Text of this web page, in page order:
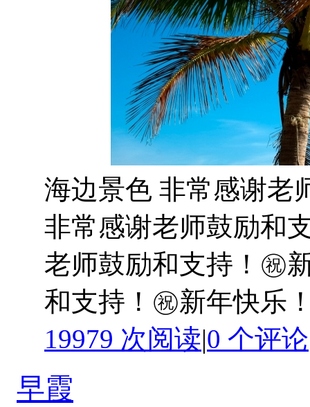
海边景色 非常感谢老
非常感谢老师鼓励和
老师鼓励和支持！㊗️
和支持！㊗️新年快乐
19979 次阅读|0 个评论
早霞